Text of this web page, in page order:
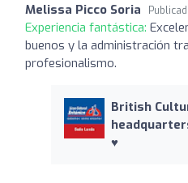
Melissa Picco Soria
Experiencia fantástica:
buenos y la administración
profesionalismo.
British
♥